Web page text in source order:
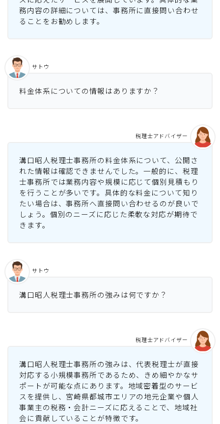
務内容の詳細については、事務所に直接問い合わせ
ることをお勧めします。
料金体系についての情報はありますか？
サトウ
溝口昭人税理士事務所の料金体系について、公開さ
れた情報は確認できませんでした。一般的に、税理
士事務所では業務内容や規模に応じて個別見積もり
を行うことが多いです。具体的な料金について知り
たい場合は、事務所へ直接問い合わせるのが良いで
しょう。個別のニーズに応じた柔軟な対応が期待で
きます。
税理士アドバイザー
溝口昭人税理士事務所の強みは何ですか？
サトウ
溝口昭人税理士事務所の強みは、代表税理士が直接
対応する小規模事務所であるため、きめ細やかなサ
ポートが可能な点にあります。地域密着型のサービ
スを提供し、宮崎県都城市エリアの地元企業や個人
事業主の税務・会計ニーズに応えることで、地域社
会に貢献していることが特徴です。
税理士アドバイザー